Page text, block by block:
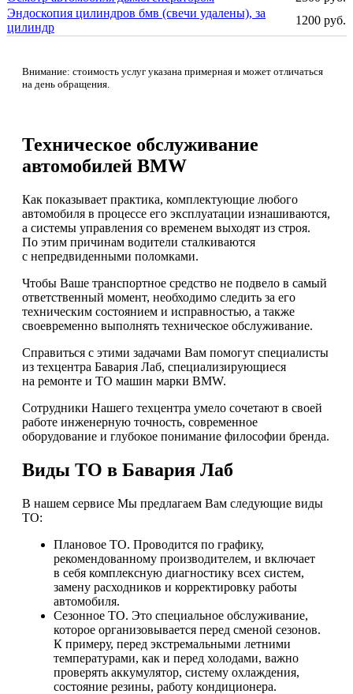
Эндоскопия цилиндров бмв (свечи удалены), за
цилиндр
1200 руб.
Внимание: стоимость услуг указана примерная и может отличаться
на день обращения.
Техническое обслуживание
автомобилей BMW
Как показывает практика, комплектующие любого
автомобиля в процессе его эксплуатации изнашиваются,
а системы управления со временем выходят из строя.
По этим причинам водители сталкиваются
с непредвиденными поломками.
Чтобы Ваше транспортное средство не подвело в самый
ответственный момент, необходимо следить за его
техническим состоянием и исправностью, а также
своевременно выполнять техническое обслуживание.
Справиться с этими задачами Вам помогут специалисты
из техцентра Бавария Лаб, специализирующиеся
на ремонте и ТО машин марки BMW.
Сотрудники Нашего техцентра умело сочетают в своей
работе инженерную точность, современное
оборудование и глубокое понимание философии бренда.
Виды ТО в Бавария Лаб
В нашем сервисе Мы предлагаем Вам следующие виды
ТО:
Плановое ТО. Проводится по графику,
рекомендованному производителем, и включает
в себя комплексную диагностику всех систем,
замену расходников и корректировку работы
автомобиля.
Сезонное ТО. Это специальное обслуживание,
которое организовывается перед сменой сезонов.
К примеру, перед экстремальными летними
температурами, как и перед холодами, важно
проверять аккумулятор, систему охлаждения,
состояние резины, работу кондиционера.